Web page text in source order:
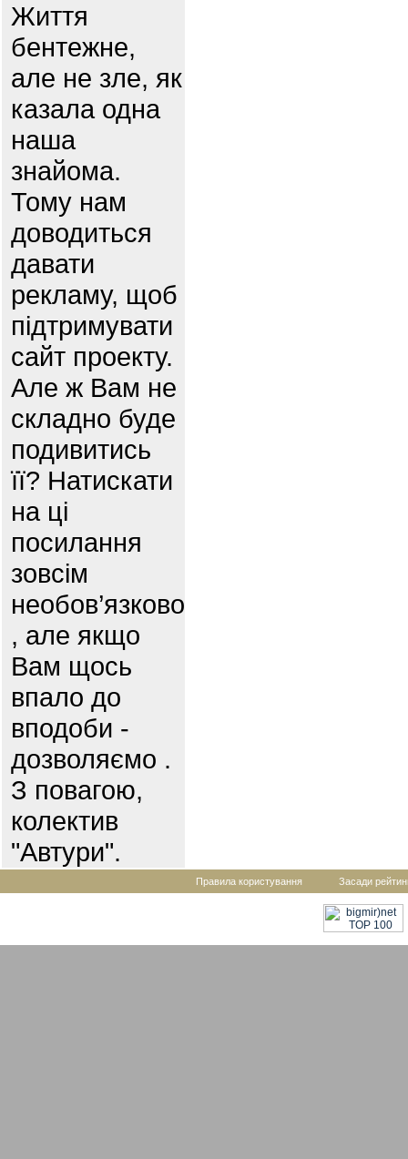
Життя
бентежне,
але не зле, як
казала одна
наша
знайома.
Тому нам
доводиться
давати
рекламу, щоб
підтримувати
сайт проекту.
Але ж Вам не
складно буде
подивитись
її? Натискати
на ці
посилання
зовсім
необов’язково
, але якщо
Вам щось
впало до
вподоби -
дозволяємо .
З повагою,
колектив
"Автури".
Правила користування Засади